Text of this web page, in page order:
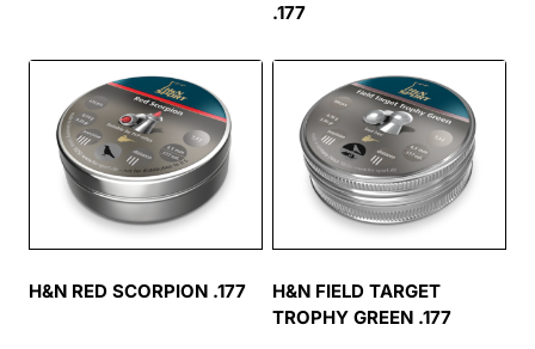
.177
H&N RED SCORPION .177
H&N FIELD TARGET
TROPHY GREEN .177